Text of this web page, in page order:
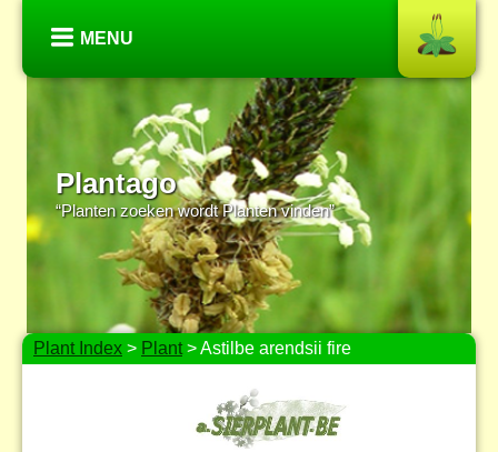
MENU
Plantago
“Planten zoeken wordt Planten vinden”
Plant Index > Plant> Astilbe arendsii fire